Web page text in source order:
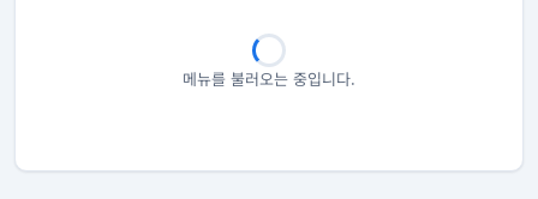
메뉴를 불러오는 중입니다.